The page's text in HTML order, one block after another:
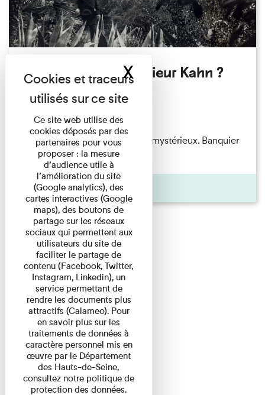
Qui êtes-vous Monsieur Kahn ?
Exposition permanente
Du 15/08/2026 au 15/08/2026
Albert Kahn est un personnage mystérieux. Banquier
d'origine modeste, il a ...
Agenda
Ce site web utilise des
cookies déposés par des
partenaires pour vous
proposer : la mesure
d’audience utile à
l’amélioration du site
(Google analytics), des
cartes interactives (Google
maps), des boutons de
partage sur les réseaux
sociaux qui permettent aux
utilisateurs du site de
faciliter le partage de
contenu (Facebook, Twitter,
Instagram, Linkedin), un
service permettant de
rendre les documents plus
attractifs (Calameo). Pour
en savoir plus sur les
traitements de données à
caractère personnel mis en
œuvre par le Département
des Hauts-de-Seine,
consultez notre politique de
protection des données.
XMasquer le